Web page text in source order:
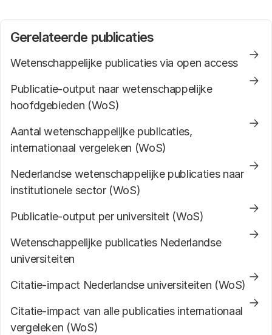
Australië, België, Canada, China, Denemarken,
Duitsland, Finland, Frankrijk, Ierland, Italië, Japan,
Noorwegen, Oostenrijk, Singapore, Spanje, Verenigd
Koninkrijk, Verenigde Staten, Zweden, Zuid-Korea en
Zwitserland. Nederland wordt op wetenschappelijk
gebied vaak vergeleken met deze landen. De citatie-
impactscore zegt iets over de positie van Nederland
ten opzichte van alle landen in de wereld.
Gerelateerde publicaties
Wetenschappelijke publicaties via open access
Publicatie-output naar wetenschappelijke
hoofdgebieden (WoS)
Aantal wetenschappelijke publicaties,
internationaal vergeleken (WoS)
Nederlandse wetenschappelijke publicaties naar
institutionele sector (WoS)
Publicatie-output per universiteit (WoS)
Wetenschappelijke publicaties Nederlandse
universiteiten
Citatie-impact Nederlandse universiteiten (WoS)
Citatie-impact van alle publicaties internationaal
vergeleken (WoS)